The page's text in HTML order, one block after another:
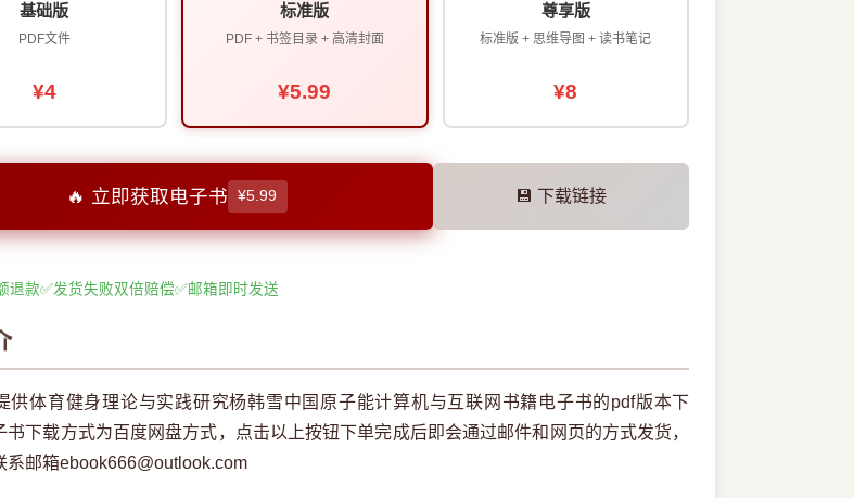
基础版
PDF文件
¥4
标准版
PDF + 书签目录 + 高清封面
¥5.99
尊享版
标准版 + 思维导图 + 读书笔记
¥8
🔥 立即获取电子书 ¥5.99 💾 下载链接
退款✅发货失败双倍赔偿✅邮箱即时发送
供体育健身理论与实践研究杨韩雪中国原子能计算机与互联网书籍电子书的pdf版本下
书下载方式为百度网盘方式，点击以上按钮下单完成后即会通过邮件和网页的方式发货，
系邮箱ebook666@outlook.com